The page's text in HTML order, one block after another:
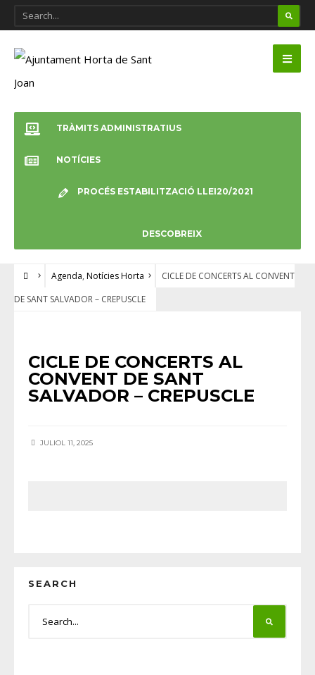
TRÀMITS ADMINISTRATIUS
NOTÍCIES
PROCÉS ESTABILITZACIÓ LLEI20/2021
DESCOBREIX
Agenda, Notícies Horta
CICLE DE CONCERTS AL CONVENT
DE SANT SALVADOR – CREPUSCLE
CICLE DE CONCERTS AL
CONVENT DE SANT
SALVADOR – CREPUSCLE
JULIOL 11, 2025
SEARCH